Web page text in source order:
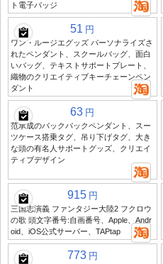
ト電子バッジ
51 円
ワン・ルージエグッズ パーソナライズさ
れたペンダント、スクールバッグ、面白
いバッグ、テキストサポートプレート、
織物のクリエイティブキーチェーンペン
ダント
63 円
范承成のバックパックペンダント、スー
ツケース搭乗タグ、吊り下げタグ、大き
な頭の有名人サポートグッズ、クリエイ
ティブデザイン
915 円
三国志演義 ファンタジー大陸2 フクロウ
の歌 頭文字番号:自画番号、Apple、Andr
oid、iOS公式サーバー、TAPtap
773 円